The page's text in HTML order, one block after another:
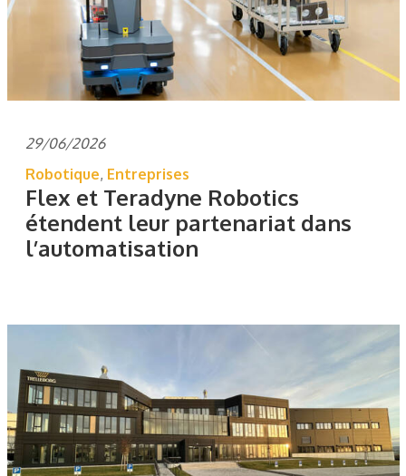
29/06/2026
Robotique, Entreprises
Flex et Teradyne Robotics
étendent leur partenariat dans
l’automatisation